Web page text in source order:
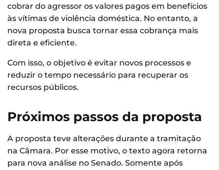
cobrar do agressor os valores pagos em benefícios
às vítimas de violência doméstica. No entanto, a
nova proposta busca tornar essa cobrança mais
direta e eficiente.
Com isso, o objetivo é evitar novos processos e
reduzir o tempo necessário para recuperar os
recursos públicos.
Próximos passos da proposta
A proposta teve alterações durante a tramitação
na Câmara. Por esse motivo, o texto agora retorna
para nova análise no Senado. Somente após